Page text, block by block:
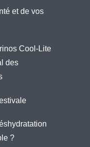
et de vos
Cool-Lite
des
?